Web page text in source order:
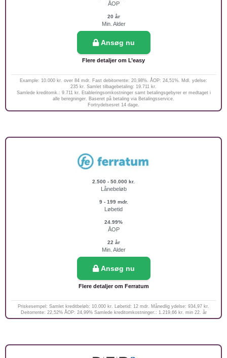
ÅOP
20 år
Min. Alder
Ansøg nu
Flere detaljer om L’easy
Example: 10.000 kr. over 84 mdr. Fast debitorrente: 20,98%. ÅOP: 24,51%. Mdl. ydelse:
235 kr. Samlet tilbagebetaling: 19.711 kr.
Samlede kreditomk.: 9.711 kr. Etableringsomkostninger samt betalingsgebyrer er medtaget i
alle beregninger. Baseret på betaling via Betalingsservice.
Fortrydelsesret 14 dage.
2.500 - 50.000 kr.
Lånebeløb
9 - 199 mdr.
Løbetid
24.99%
ÅOP
22 år
Min. Alder
Ansøg nu
Flere detaljer om Ferratum
Priskesempel: Samlet kreditbeløb: 10.000 kr. Løbetid: 12 mdr. Månedlig ydelse: 934,97 kr.
Deitorrente: 22,52% ÅOP: 24,99% Samlede kreditomkostninger.: 1.219,66 kr. min 22. år